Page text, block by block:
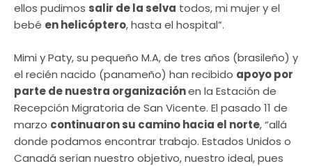
ellos pudimos salir de la selva todos, mi mujer y el
bebé en helicóptero, hasta el hospital”.
Mimi y Paty, su pequeño M.A, de tres años (brasileño) y
el recién nacido (panameño) han recibido apoyo por
parte de nuestra organizaciónen la Estación de
Recepción Migratoria de San Vicente. El pasado 11 de
marzo continuaron su camino hacia el norte, “allá
donde podamos encontrar trabajo. Estados Unidos o
Canadá serían nuestro objetivo, nuestro ideal, pues